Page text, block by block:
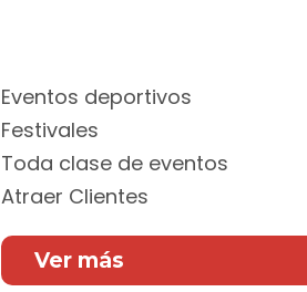
Eventos deportivos
Festivales
Toda clase de eventos
Atraer Clientes
Ver más